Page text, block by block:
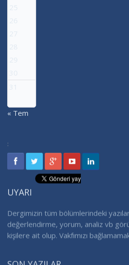
25
26
27
28
29
30
31
« Tem
:
UYARI
Dergimizin tüm bölümlerindeki
değerlendirme, yorum, analiz vb
kişilere ait olup. Vakfımızı